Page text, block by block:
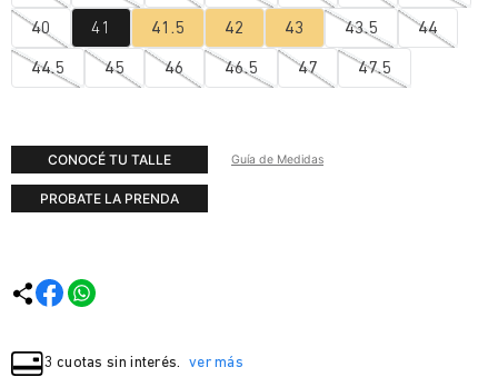
40 41 41.5 42 43 43.5 44
44.5 45 46 46.5 47 47.5
CONOCÉ TU TALLE Guía de Medidas
PROBATE LA PRENDA
3 cuotas sin interés. ver más